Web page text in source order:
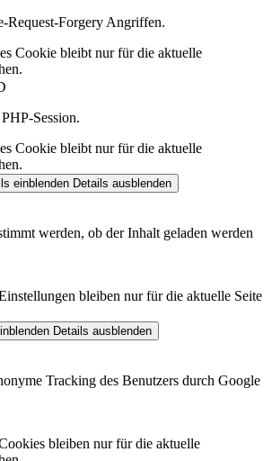
Request-Forgery Angriffen.
Cookie bleibt nur für die aktuelle
Session.
Cookie bleibt nur für die aktuelle
einblenden Details ausblenden
werden, ob der Inhalt geladen werden
bleiben nur für die aktuelle Seite
Details ausblenden
Tracking des Benutzers durch Google
bleiben nur für die aktuelle